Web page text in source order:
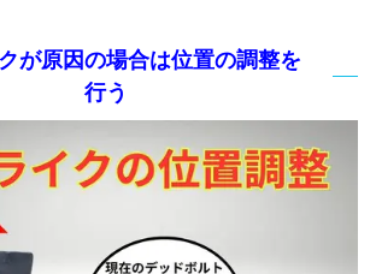
が原因の場合は位置の調整を
行う